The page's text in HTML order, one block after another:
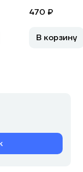
470 ₽
В корзину